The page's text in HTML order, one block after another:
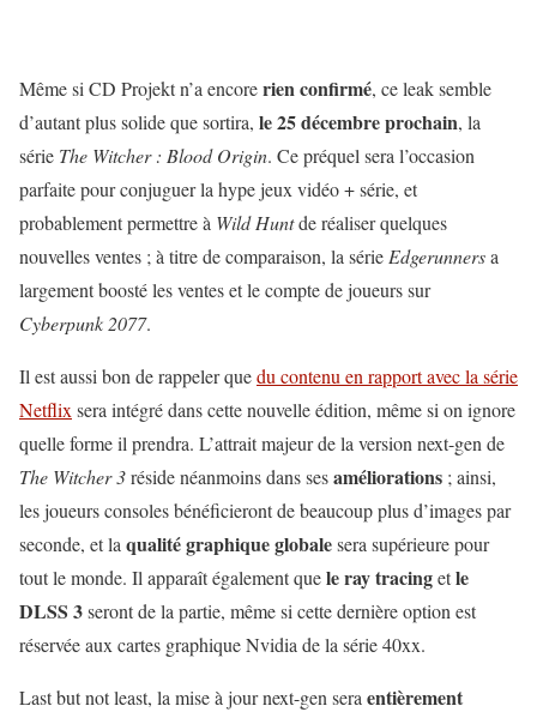
Même si CD Projekt n’a encorerien confirmé, ce leak semble
d’autant plus solide que sortira, le 25 décembre prochain, la
série The Witcher : Blood Origin. Ce préquel sera l’occasion
parfaite pour conjuguer la hype jeux vidéo + série, et
probablement permettre à Wild Huntde réaliser quelques
nouvelles ventes ; à titre de comparaison, la série Edgerunnersa
largement boosté les ventes et le compte de joueurs sur
Cyberpunk 2077.
Il est aussi bon de rappeler quedu contenu en rapport avec la série
Netflix sera intégré dans cette nouvelle édition, même si on ignore
quelle forme il prendra. L’attrait majeur de la version next-gen de
The Witcher 3réside néanmoins dans sesaméliorations ; ainsi,
les joueurs consoles bénéficieront de beaucoup plus d’images par
seconde, et la qualité graphique globalesera supérieure pour
tout le monde. Il apparaît également quele ray tracingetle
DLSS 3seront de la partie, même si cette dernière option est
réservée aux cartes graphique Nvidia de la série 40xx.
Last but not least, la mise à jour next-gen sera entièrement